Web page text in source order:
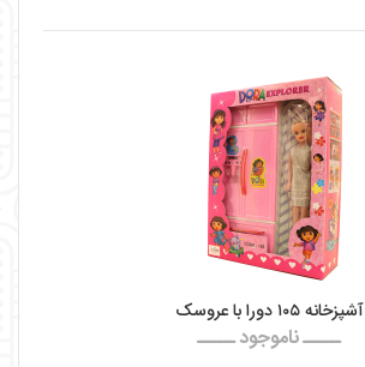
آشپزخانه ۱۰۵ دورا با عروسک
ـــــ ناموجود ـــــ